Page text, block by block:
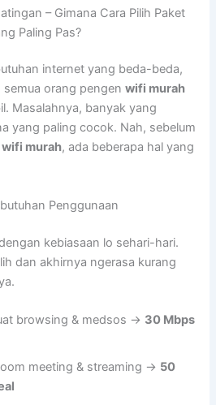
– Gimana Cara Pilih Paket
Paling Pas?
internet yang beda-beda,
semua orang pengenwifi murah
Masalahnya, banyak yang
yang paling cocok. Nah, sebelum
wifi murah, ada beberapa hal yang
Penggunaan
kebiasaan lo sehari-hari.
dan akhirnya ngerasa kurang
browsing & medsos → 30 Mbps
meeting & streaming → 50